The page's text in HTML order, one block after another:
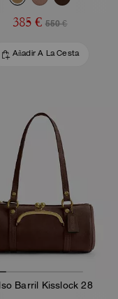
385 € 550 €
Añadir A La Cesta
Barril Kisslock 28